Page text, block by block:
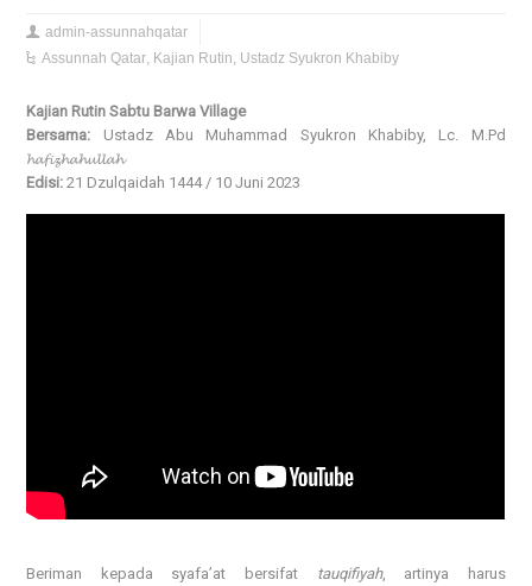
admin-assunnahqatar
Assunnah Qatar Kajian Rutin Ustadz Syukron Khabiby
Kajian Rutin Sabtu Barwa Village
Bersama: Ustadz Abu Muhammad Syukron Khabiby, Lc. M.Pd
𝓱𝓪𝓯𝓲𝔃𝓱𝓪𝓱𝓾𝓵𝓵𝓪𝓱
Edisi: 21 Dzulqaidah 1444 / 10 Juni 2023
Beriman kepada syafa’at bersifat tauqifiyah, artinya harus